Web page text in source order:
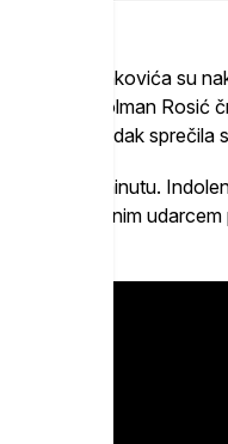
Dejana Stankovića su
ali je golman
pogodak sprečila
u 35. minutu.
koji preciznim